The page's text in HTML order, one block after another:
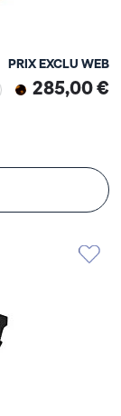
PRIX EXCLU WEB
285,00 €